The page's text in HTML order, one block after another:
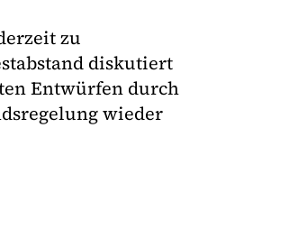
zu
diskutiert
Entwürfen durch
wieder